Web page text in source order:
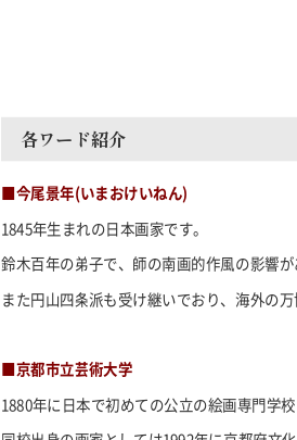
各ワード紹介
■今尾景年(いまおけいねん)
1845年生まれの日本画家です。
鈴木百年の弟子で、師の南画的作風の影響が
また円山四条派も受け継いでおり、海外の万
■京都市立芸術大学
1880年に日本で初めての公立の絵画専門学校